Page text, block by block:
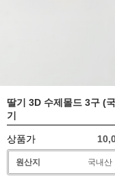
딸기 3D 수제몰드 3구 (
기
상품가
원산지 국내산